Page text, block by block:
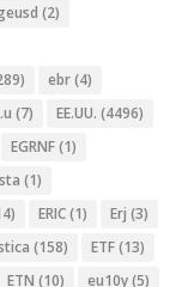
(2)
ebr(4)
(7) EE.UU. (4496)
EGRNF(1)
(1)
ERIC(1) Erj (3)
(158) ETF(13)
ETN (10) eu10y(5)